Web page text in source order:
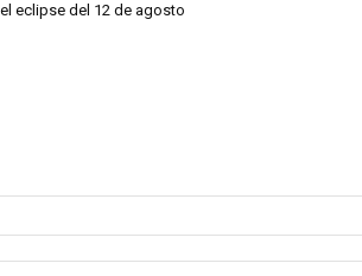
el eclipse del 12 de agosto